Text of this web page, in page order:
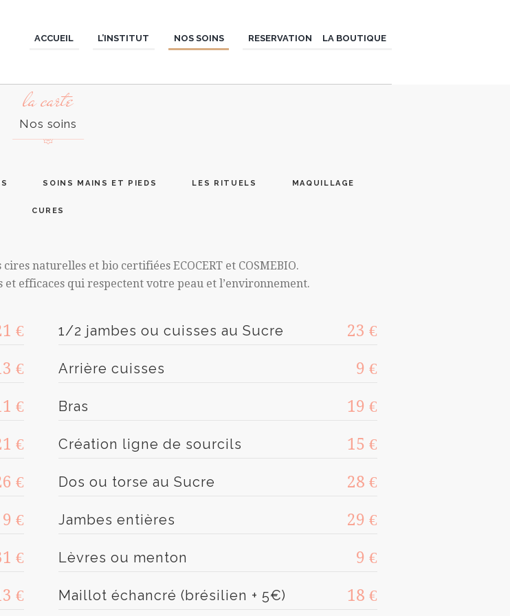
ACCUEIL L’INSTITUT NOS SOINS RESERVATION LA BOUTIQUE
la carte
Nos soins
SOINS MAINS ET PIEDS LES RITUELS MAQUILLAGE
CURES
naturelles et bio certifiées ECOCERT et COSMEBIO.
efficaces qui respectent votre peau et l’environnement.
€ 23 €
1/2 jambes ou cuisses au Sucre
€ 9 €
Arrière cuisses
€ 19 €
Bras
€ 15 €
Création ligne de sourcils
€ 28 €
Dos ou torse au Sucre
9 € 29 €
Jambes entières
€ 9 €
Lèvres ou menton
€ 18 €
Maillot échancré (brésilien + 5€)